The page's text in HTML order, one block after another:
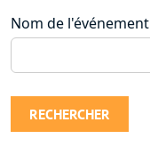
Nom de l'événement
RECHERCHER